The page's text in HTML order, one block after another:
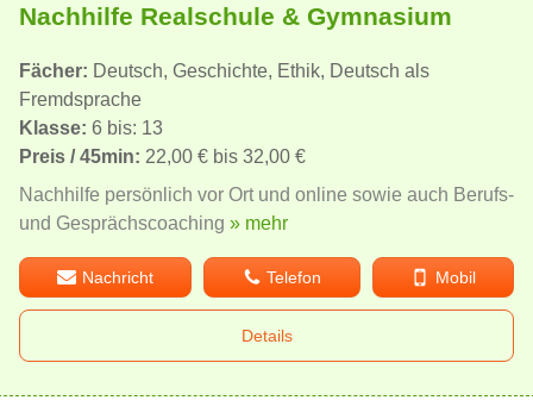
Nachhilfe Realschule & Gymnasium
Fächer: Deutsch, Geschichte, Ethik, Deutsch als
Fremdsprache
Klasse: 6 bis: 13
Preis / 45min: 22,00 € bis 32,00 €
Nachhilfe persönlich vor Ort und online sowie auch Berufs-
und Gesprächscoaching » mehr
Nachricht Telefon Mobil
Details